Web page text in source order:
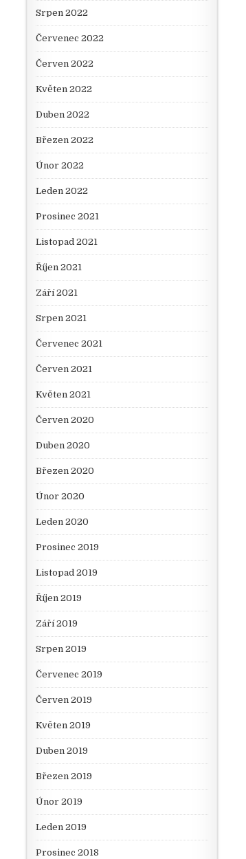
Srpen 2022
Červenec 2022
Červen 2022
Květen 2022
Duben 2022
Březen 2022
Únor 2022
Leden 2022
Prosinec 2021
Listopad 2021
Říjen 2021
Září 2021
Srpen 2021
Červenec 2021
Červen 2021
Květen 2021
Červen 2020
Duben 2020
Březen 2020
Únor 2020
Leden 2020
Prosinec 2019
Listopad 2019
Říjen 2019
Září 2019
Srpen 2019
Červenec 2019
Červen 2019
Květen 2019
Duben 2019
Březen 2019
Únor 2019
Leden 2019
Prosinec 2018